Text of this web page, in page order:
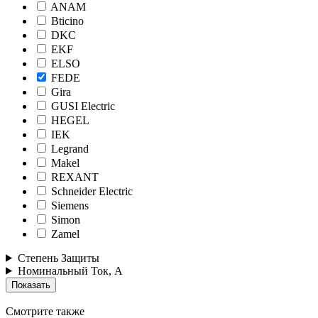
ANAM
Bticino
DKC
EKF
ELSO
FEDE
Gira
GUSI Electric
HEGEL
IEK
Legrand
Makel
REXANT
Schneider Electric
Siemens
Simon
Zamel
Степень Защиты
Номинальный Ток, А
Смотрите также